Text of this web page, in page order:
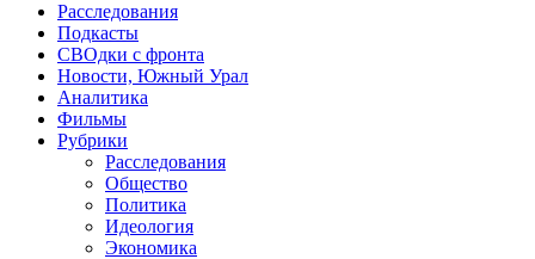
Расследования
Подкасты
СВОдки с фронта
Новости, Южный Урал
Аналитика
Фильмы
Рубрики
Расследования
Общество
Политика
Идеология
Экономика